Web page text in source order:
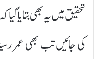
تحقیق میں یہ بھی بتایا
کی جائیں تب بھی عمر